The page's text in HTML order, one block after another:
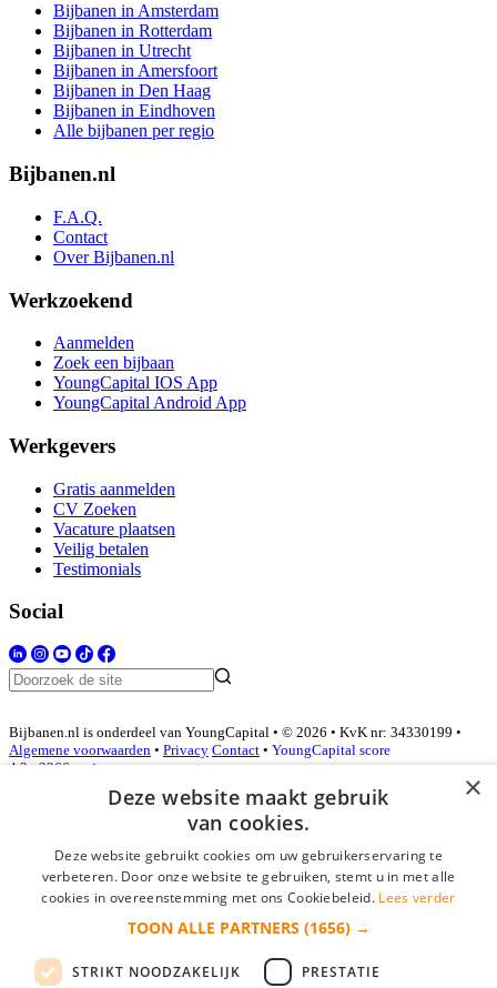
Bijbanen in Amsterdam
Bijbanen in Rotterdam
Bijbanen in Utrecht
Bijbanen in Amersfoort
Bijbanen in Den Haag
Bijbanen in Eindhoven
Alle bijbanen per regio
Bijbanen.nl
F.A.Q.
Contact
Over Bijbanen.nl
Werkzoekend
Aanmelden
Zoek een bijbaan
YoungCapital IOS App
YoungCapital Android App
Werkgevers
Gratis aanmelden
CV Zoeken
Vacature plaatsen
Veilig betalen
Testimonials
Social
Bijbanen.nl is onderdeel van YoungCapital • © 2026 • KvK nr: 34330199 •
Algemene voorwaarden • Privacy Contact • YoungCapital score
4.3 - 3366 reviews
Inloggen als bedrijf
*
login gegevens onthouden
×
Deze website maakt gebruik
van cookies.
Deze website gebruikt cookies om uw gebruikerservaring te
verbeteren. Door onze website te gebruiken, stemt u in met alle
cookies in overeenstemming met ons Cookiebeleid. Lees verder
TOON ALLE PARTNERS (1656) →
STRIKT NOODZAKELIJK PRESTATIE